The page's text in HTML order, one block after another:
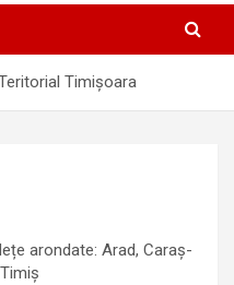
Timișoara
arondate: Arad, Caraș-